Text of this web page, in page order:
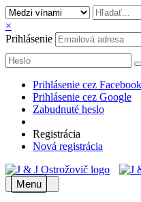
×
Prihlásenie
Prihlásenie cez Facebook
Prihlásenie cez Google
Zabudnuté heslo
Registrácia
Nová registrácia
Menu